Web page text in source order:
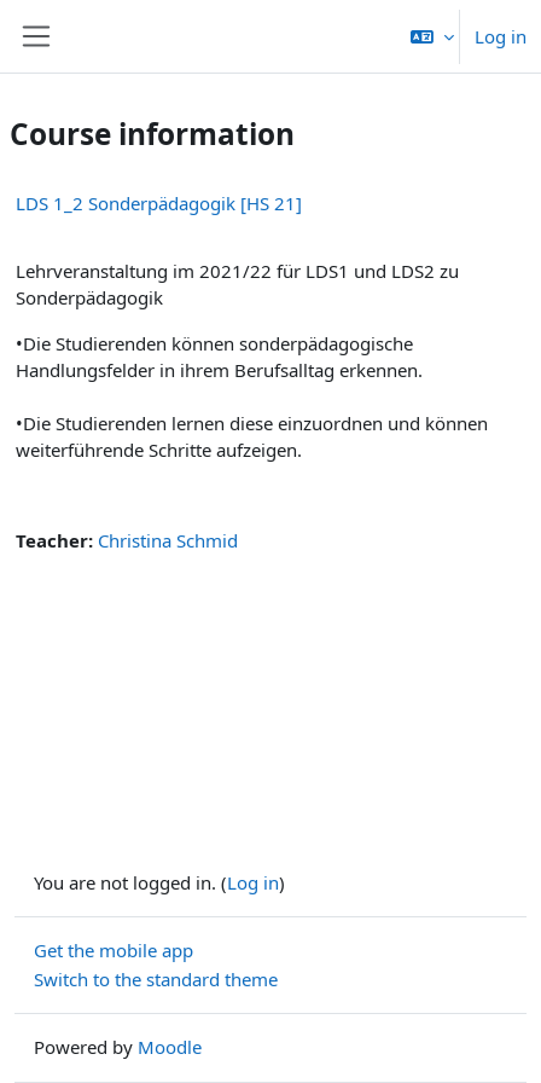
Log in
Course information
LDS 1_2 Sonderpädagogik [HS 21]
Lehrveranstaltung im 2021/22 für LDS1 und LDS2 zu
Sonderpädagogik
•Die Studierenden können sonderpädagogische
Handlungsfelder in ihrem Berufsalltag erkennen.
•Die Studierenden lernen diese einzuordnen und können
weiterführende Schritte aufzeigen.
Teacher: Christina Schmid
You are not logged in. (Log in)
Get the mobile app
Switch to the standard theme
Powered by Moodle